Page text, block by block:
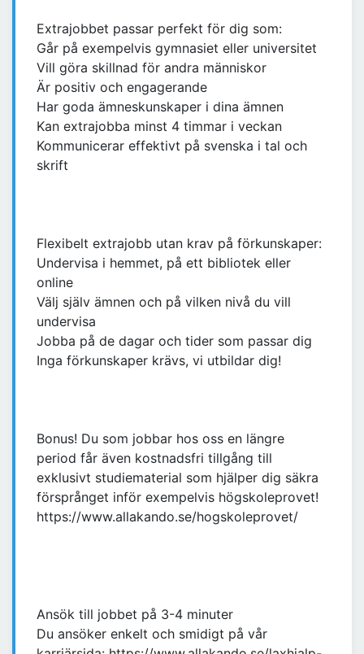
Extrajobbet passar perfekt för dig som:
Går på exempelvis gymnasiet eller universitet
Vill göra skillnad för andra människor
Är positiv och engagerande
Har goda ämneskunskaper i dina ämnen
Kan extrajobba minst 4 timmar i veckan
Kommunicerar effektivt på svenska i tal och
skrift
Flexibelt extrajobb utan krav på förkunskaper:
Undervisa i hemmet, på ett bibliotek eller
online
Välj själv ämnen och på vilken nivå du vill
undervisa
Jobba på de dagar och tider som passar dig
Inga förkunskaper krävs, vi utbildar dig!
Bonus! Du som jobbar hos oss en längre
period får även kostnadsfri tillgång till
exklusivt studiematerial som hjälper dig säkra
försprånget inför exempelvis högskoleprovet!
https://www.allakando.se/hogskoleprovet/
Ansök till jobbet på 3-4 minuter
Du ansöker enkelt och smidigt på vår